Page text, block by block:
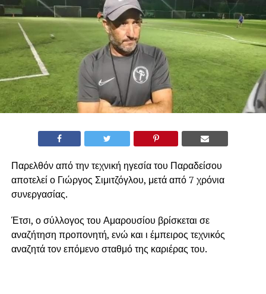
Παρελθόν από την τεχνική ηγεσία του Παραδείσου
αποτελεί ο Γιώργος Σιμιτζόγλου, μετά από 7 χρόνια
συνεργασίας.
Έτσι, ο σύλλογος του Αμαρουσίου βρίσκεται σε
αναζήτηση προπονητή, ενώ και ι έμπειρος τεχνικός
αναζητά τον επόμενο σταθμό της καριέρας του.